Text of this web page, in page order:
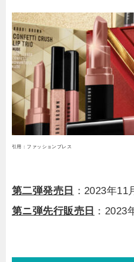
引用：ファッションプレス
第二弾発売日
：2023年11
第ニ弾先行販売日 ：2023